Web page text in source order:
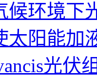
候环境下
太阳能加
光伏